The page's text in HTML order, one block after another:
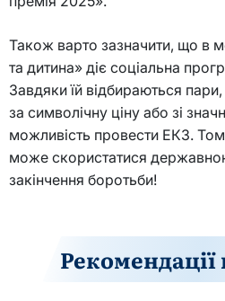
Також варто зазначити, що в
та дитина» діє соціальна
Завдяки їй відбираються
за символічну ціну або зі
можливість провести ЕКЗ.
може скористатися
закінчення боротьби!